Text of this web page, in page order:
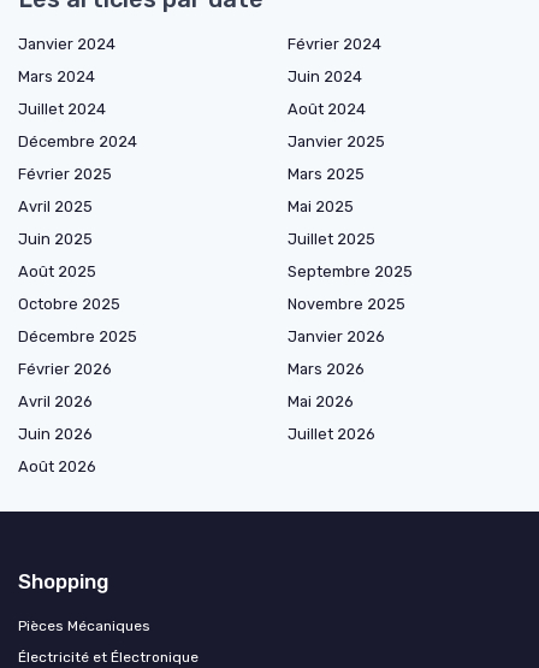
Janvier 2024
Février 2024
Mars 2024
Juin 2024
Juillet 2024
Août 2024
Décembre 2024
Janvier 2025
Février 2025
Mars 2025
Avril 2025
Mai 2025
Juin 2025
Juillet 2025
Août 2025
Septembre 2025
Octobre 2025
Novembre 2025
Décembre 2025
Janvier 2026
Février 2026
Mars 2026
Avril 2026
Mai 2026
Juin 2026
Juillet 2026
Août 2026
Shopping
Pièces Mécaniques
Électricité et Électronique